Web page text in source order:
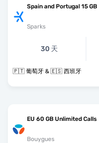
Spain and Portugal 15 GB
Sparks
30 天
🇵🇹 葡萄牙 & 🇪🇸 西班牙
EU 60 GB Unlimited Calls
Bouygues